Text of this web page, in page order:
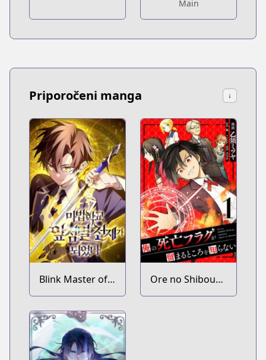
Main
Priporočeni manga ↓
Blink Master of
the Magic
Academy
Ore no Shibou
Flag ga